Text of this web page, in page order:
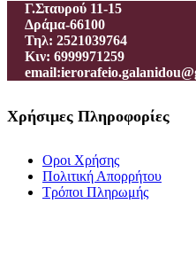
Γ.Σταυρού 11-15
Δράμα-66100
Τηλ: 2521039764
Κιν: 6999971259
Χρήσιμες Πληροφορίες
Οροι Χρήσης
Πολιτική Απορρήτου
Τρόποι Πληρωμής